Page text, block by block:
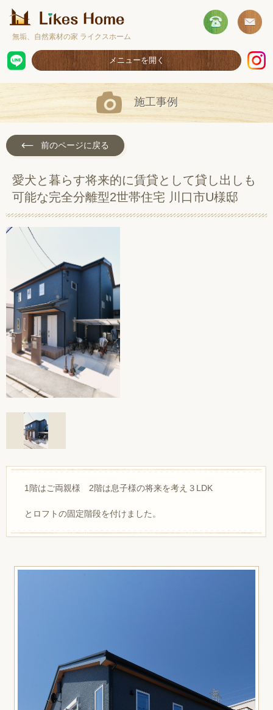
無垢、自然素材の家 ライクスホーム
メニューを開く
ホーム
コンセプト
施工事例
お客様の声
採用情報
施工事例
前のページに戻る
愛犬と暮らす将来的に賃貸として貸し出しも
可能な完全分離型2世帯住宅 川口市U様邸
1階はご両親様 2階は息子様の将来を考え３LDK
とロフトの固定階段を付けました。